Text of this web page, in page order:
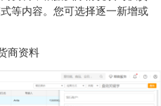
等内容。您可选择逐一新增或
商资料